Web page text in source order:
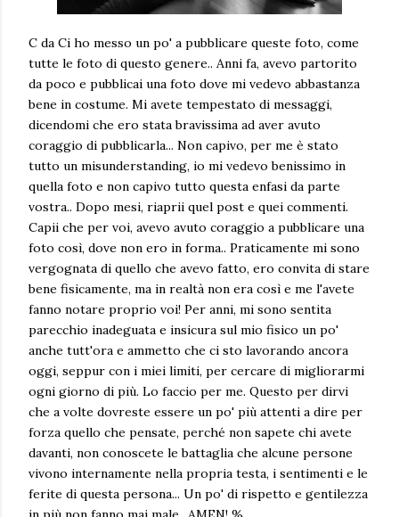
C da Ci ho messo un po' a pubblicare queste foto, come
tutte le foto di questo genere.. Anni fa, avevo partorito
da poco e pubblicai una foto dove mi vedevo abbastanza
bene in costume. Mi avete tempestato di messaggi,
dicendomi che ero stata bravissima ad aver avuto
coraggio di pubblicarla... Non capivo, per me è stato
tutto un misunderstanding, io mi vedevo benissimo in
quella foto e non capivo tutto questa enfasi da parte
vostra.. Dopo mesi, riaprii quel post e quei commenti.
Capii che per voi, avevo avuto coraggio a pubblicare una
foto così, dove non ero in forma.. Praticamente mi sono
vergognata di quello che avevo fatto, ero convita di stare
bene fisicamente, ma in realtà non era così e me l'avete
fanno notare proprio voi! Per anni, mi sono sentita
parecchio inadeguata e insicura sul mio fisico un po'
anche tutt'ora e ammetto che ci sto lavorando ancora
oggi, seppur con i miei limiti, per cercare di migliorarmi
ogni giorno di più. Lo faccio per me. Questo per dirvi
che a volte dovreste essere un po' più attenti a dire per
forza quello che pensate, perché non sapete chi avete
davanti, non conoscete le battaglia che alcune persone
vivono internamente nella propria testa, i sentimenti e le
ferite di questa persona... Un po' di rispetto e gentilezza